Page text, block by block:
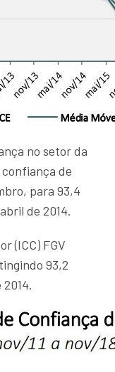
no setor da
de
para 93,4
de 2014.
(ICC) FGV
93,2